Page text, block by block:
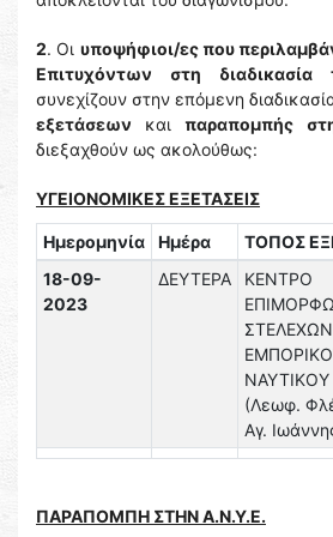
2. Οι υποψήφιοι/ες που
Επιτυχόντων στη διαδικασία
συνεχίζουν στην επόμενη
εξετάσεων και παραπομπής
διεξαχθούν ως ακολούθως:
ΥΓΕΙΟΝΟΜΙΚΕΣ ΕΞΕΤΑΣΕΙΣ
Ημερομηνία Ημέρα ΤΟΠΟΣ
18-09-
2023
ΔΕΥΤΕΡΑ
ΚΕΝΤΡΟ
ΣΤΕΛΕΧΩΝ
ΝΑΥΤΙΚΟΥ
(Λεωφ.
Αγ.
ΠΑΡΑΠΟΜΠΗ ΣΤΗΝ Α.Ν.Υ.Ε.